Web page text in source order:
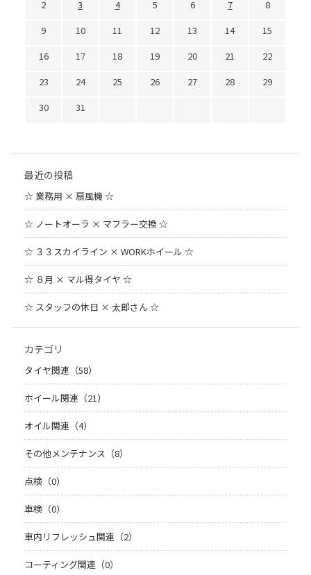
2
3 4 5 6 7
8
9
10 11 12 13 14
15
16
17 18 19 20 21
22
23
24 25 26 27 28
29
30
31
最近の投稿
☆ 業務用 × 扇風機 ☆
☆ ノートオーラ × マフラー交換 ☆
☆ ３３スカイライン × WORKホイール ☆
☆ ８月 × マル得タイヤ ☆
☆ スタッフの休日 × 太郎さん ☆
カテゴリ
タイヤ関連（58）
ホイール関連（21）
オイル関連（4）
その他メンテナンス（8）
点検（0）
車検（0）
車内リフレッシュ関連（2）
コーティング関連（0）